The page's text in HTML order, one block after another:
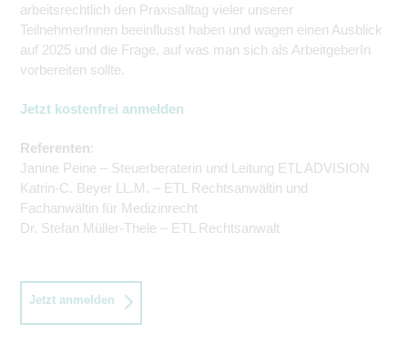
arbeitsrechtlich den Praxisalltag vieler unserer
TeilnehmerInnen beeinflusst haben und wagen einen Ausblick
auf 2025 und die Frage, auf was man sich als ArbeitgeberIn
vorbereiten sollte.
Jetzt kostenfrei anmelden
Referenten:
Janine Peine – Steuerberaterin und Leitung ETL ADVISION
Katrin-C. Beyer LL.M. – ETL Rechtsanwältin und
Fachanwältin für Medizinrecht
Dr. Stefan Müller-Thele – ETL Rechtsanwalt
Jetzt anmelden